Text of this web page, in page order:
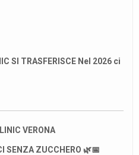
SI TRASFERISCE Nel 2026 ci
VERONA
SENZA ZUCCHERO 🌿📅